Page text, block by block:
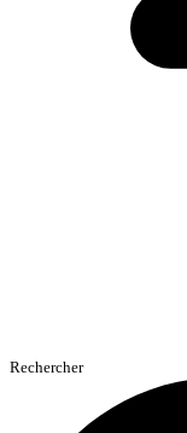
Rechercher